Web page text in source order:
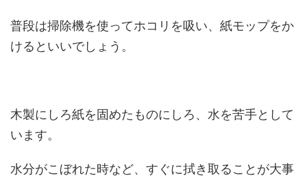
普段は掃除機を使ってホコリを吸い、紙モップをか
けるといいでしょう。
木製にしろ紙を固めたものにしろ、水を苦手として
います。
水分がこぼれた時など、すぐに拭き取ることが大事